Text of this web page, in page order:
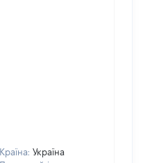
Країна: Україна